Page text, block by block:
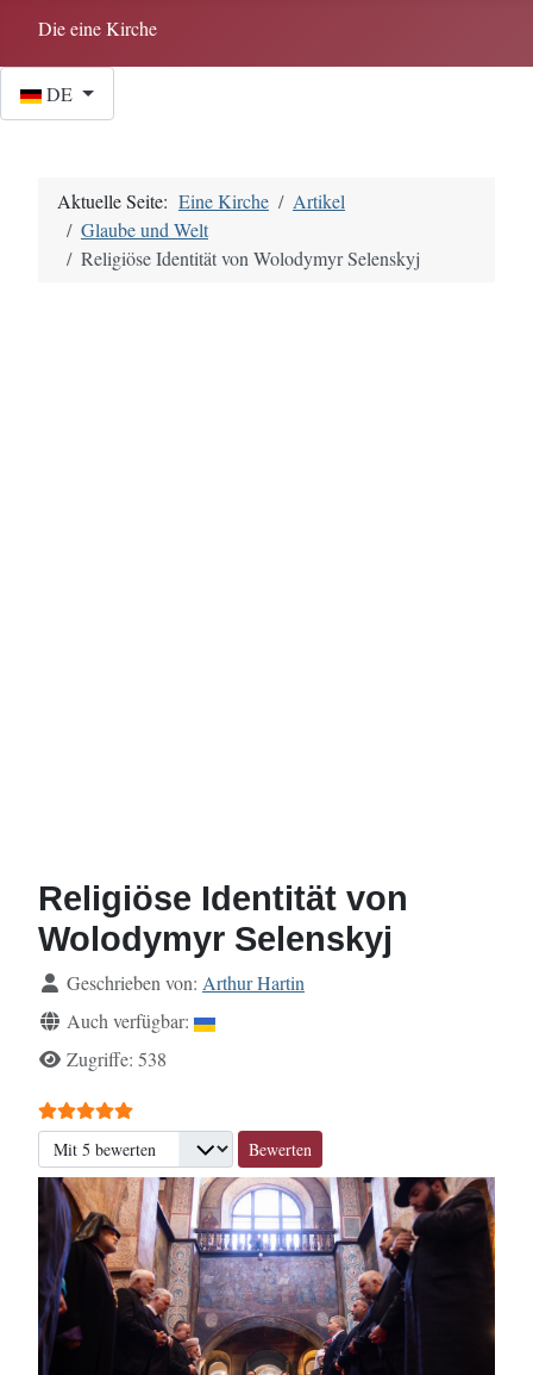
Die eine Kirche
DE
Aktuelle Seite: Eine Kirche
Artikel
Glaube und Welt
Religiöse Identität von Wolodymyr Selenskyj
Religiöse Identität von
Wolodymyr Selenskyj
DetailsGeschrieben von: Arthur Hartin
Auch verfügbar:
Zugriffe: 538
Bewertung:5
Bitte bewerten